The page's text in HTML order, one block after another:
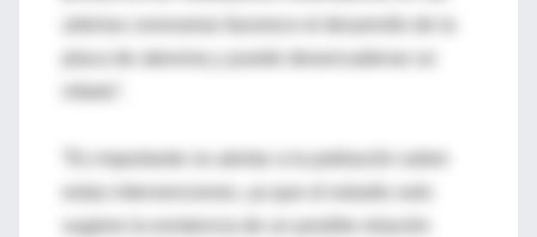
“Es importante no alertar a la población sobre
sugiere la existencia de un posible relación